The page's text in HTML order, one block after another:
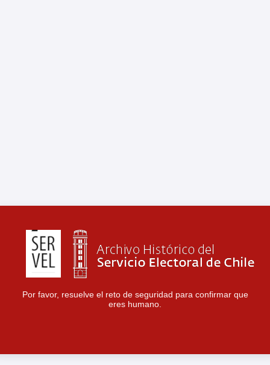
Por favor, resuelve el reto de seguridad para confirmar que
eres humano.